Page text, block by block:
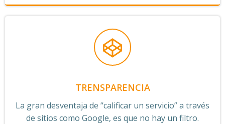
TRENSPARENCIA
La gran desventaja de “calificar un servicio” a través
de sitios como Google, es que no hay un filtro.